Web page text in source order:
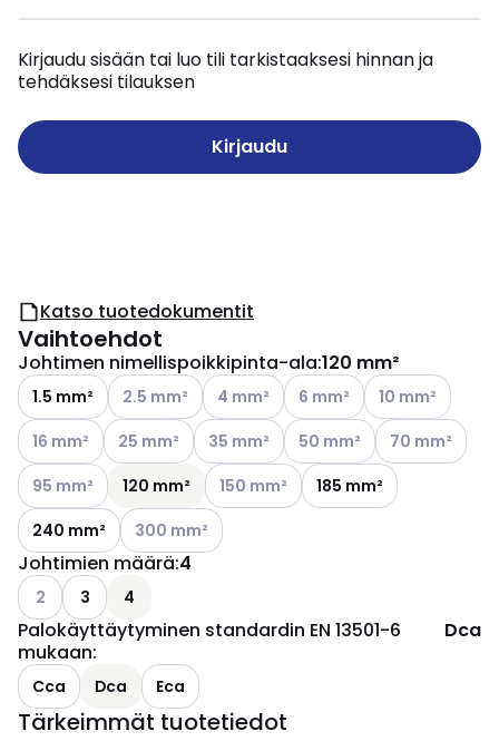
Kirjaudu sisään tai luo tili tarkistaaksesi hinnan ja
tehdäksesi tilauksen
Kirjaudu
Katso tuotedokumentit
Vaihtoehdot
Johtimen nimellispoikkipinta-ala:120 mm²
1.5 mm² Katso käytettävissä olevat vaihtoehdot
2.5 mm² Katso käytettävissä olevat
4 mm² Katso käytettävissä olevat
6 mm² Katso
10 mm²
Katso käytettävissä olevat vaihtoehdot
16 mm² Katso käytettävissä olevat vaihtoehdot
25 mm² Katso käytettävissä olevat vaihtoehdot
35 mm² Katso käytettävissä olevat
50 mm² Katso
70 mm²
Katso käytettävissä olevat vaihtoehdot
95 mm² 120 mm² Katso käytettävissä olevat
150 mm²
185 mm²
240 mm²
Katso käytettävissä olevat vaihtoehdot
300 mm²
Johtimien määrä:4
Katso käytettävissä olevat vaihtoehdot
2 3 4
Palokäyttäytyminen standardin EN 13501-6
mukaan:
Dca
Cca Dca Eca
Tärkeimmät tuotetiedot